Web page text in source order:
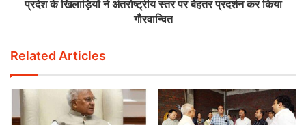
प्रदेश के खिलाड़ियों ने अंतर्राष्ट्रीय स्तर पर बेहतर प्रदर्शन कर किया
गौरवान्वित
Related Articles